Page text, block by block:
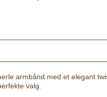
armbånd med et elegant
valg.